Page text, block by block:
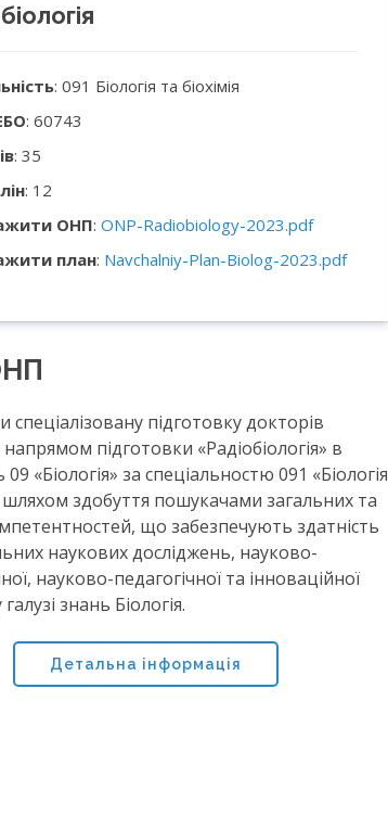
: 091 Біологія та біохімія
: 60743
: 35
: 12
ОНП: ONP-Radiobiology-2023.pdf
план: Navchalniy-Plan-Biolog-2023.pdf
спеціалізовану підготовку докторів
напрямом підготовки «Радіобіологія» в
09 «Біологія» за спеціальностю 091 «Біологія
шляхом здобуття пошукачами загальних та
що забезпечують здатність
наукових досліджень, науково-
науково-педагогічної та інноваційної
знань Біологія.
Детальна інформація